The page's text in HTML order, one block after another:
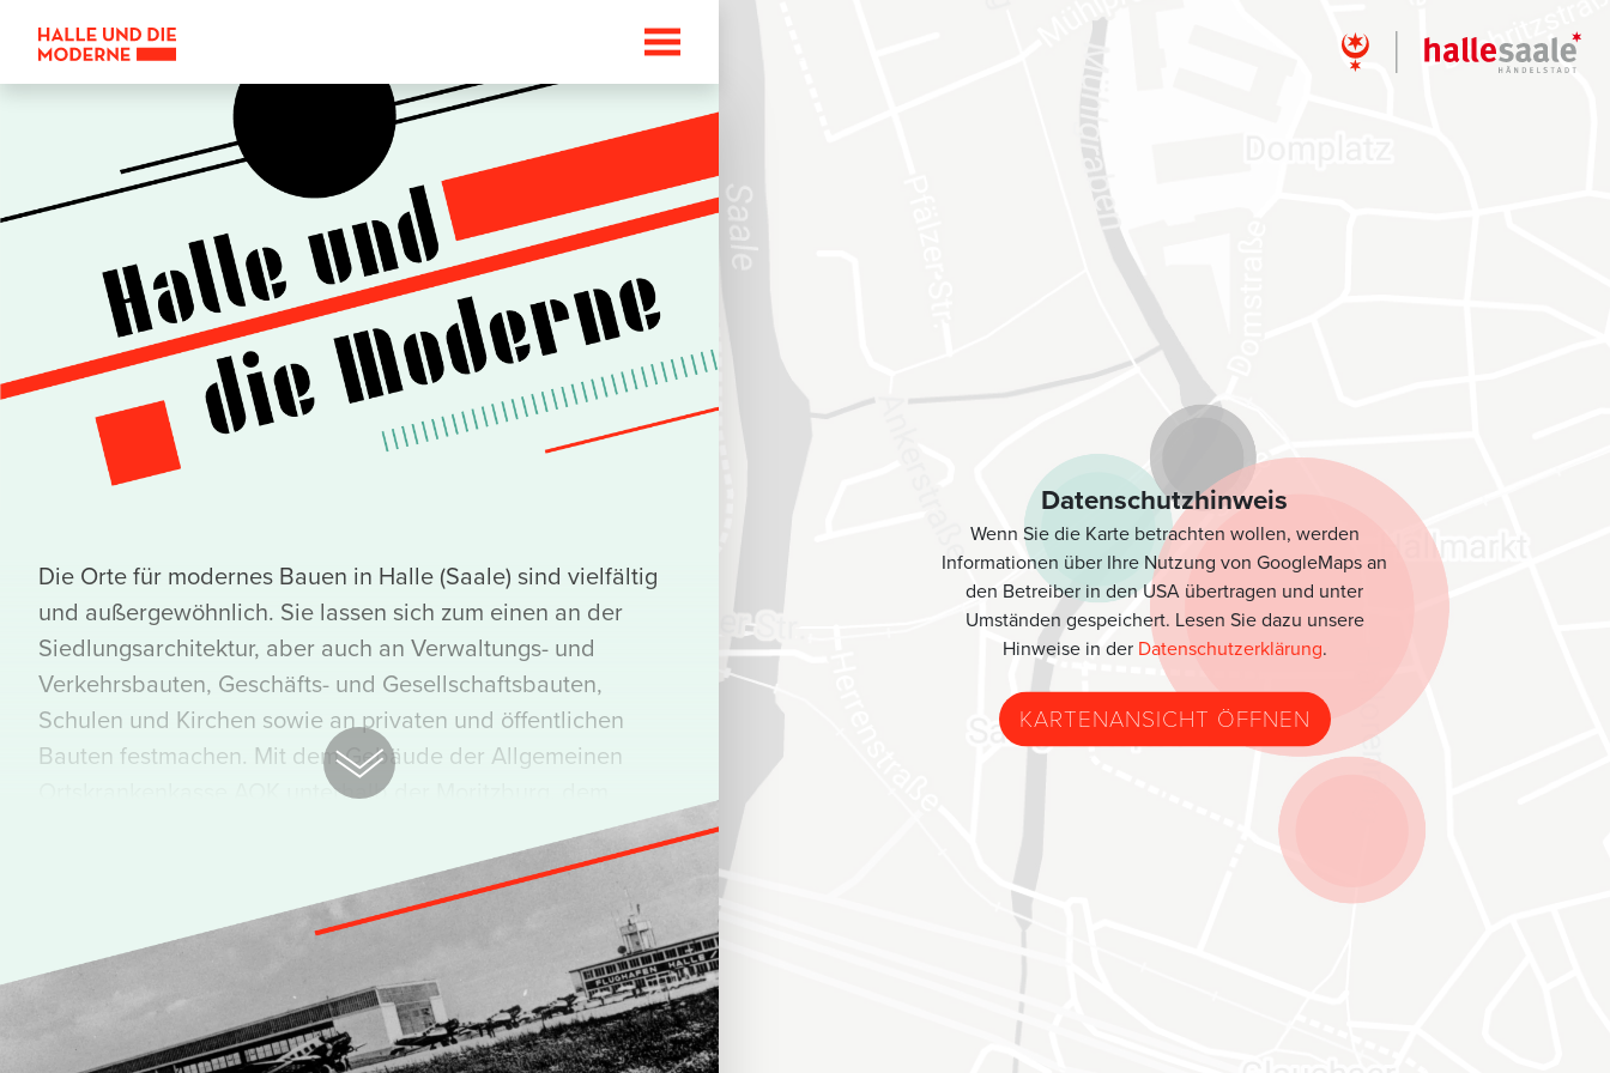
Datenschutzhinweis
Wenn Sie die Karte betrachten wollen, werden
Informationen über Ihre Nutzung von GoogleMaps an
den Betreiber in den USA übertragen und unter
Umständen gespeichert. Lesen Sie dazu unsere
Hinweise in der Datenschutzerklärung.
KARTENANSICHT ÖFFNEN
Die Orte für modernes Bauen in Halle (Saale) sind vielfältig
und außergewöhnlich. Sie lassen sich zum einen an der
Siedlungsarchitektur, aber auch an Verwaltungs- und
Verkehrsbauten, Geschäfts- und Gesellschaftsbauten,
Schulen und Kirchen sowie an privaten und öffentlichen
Bauten festmachen. Mit dem Gebäude der Allgemeinen
Ortskrankenkasse AOK unterhalb der Moritzburg, dem
Ratshof, der aus zweiter Reihe nach Abriss des historischen
Rathauses auf dem Marktplatz nach vorne trat, oder der
aufsehenerregenden, das Zeitalter der beginnenden
Mobilität beschwörenden Großgarage in der Pfännerhöhe
begegnet uns moderne Architektur einer Zeit, die sich dem
Neuen Bauen in einer Reduktion von Material und Formen
bei höchster Funktionalität verschrieben hatte.